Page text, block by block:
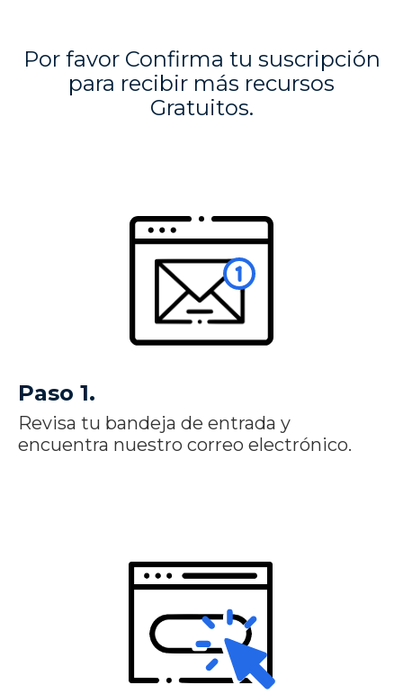
Por favor Confirma tu suscripción
para recibir más recursos
Gratuitos.
Paso 1.
Revisa tu bandeja de entrada y
encuentra nuestro correo electrónico.